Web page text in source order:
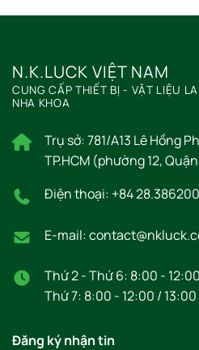
N.K.LUCK VIỆT NAM
CUNG CẤP THIẾT BỊ - VẬT LIỆU
NHA KHOA
Trụ sở: 781/A13 Lê Hồng
TP.HCM (phường 12,
Điện thoại: +84
E-mail:
Thứ 2 - Thứ 6: 8:00 -
Thứ 7: 8:00 - 12:00 /
Đăng ký nhận tin